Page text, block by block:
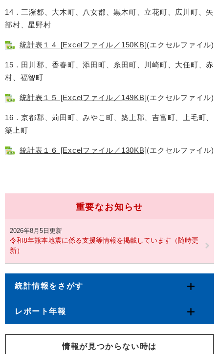
14．三潴郡、大木町、八女郡、黒木町、立花町、広川町、矢
部村、星野村
統計表１４ [Excelファイル／150KB](エクセルファイル)
15．田川郡、香春町、添田町、糸田町、川崎町、大任町、赤
村、福智町
統計表１５ [Excelファイル／149KB](エクセルファイル)
16．京都郡、苅田町、みやこ町、築上郡、吉富町、上毛町、
築上町
統計表１６ [Excelファイル／130KB](エクセルファイル)
重要なお知らせ
2026年8月5日更新
令和8年熊本地震に係る支援等情報を掲載しています（随時更
新）
統計情報をさがす
レポート年報
情報が見つからない時は